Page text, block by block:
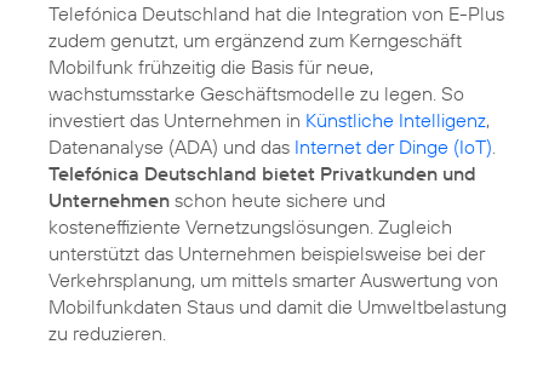
Telefónica Deutschland hat die Integration von E-Plus
zudem genutzt, um ergänzend zum Kerngeschäft
Mobilfunk frühzeitig die Basis für neue,
wachstumsstarke Geschäftsmodelle zu legen. So
investiert das Unternehmen in Künstliche Intelligenz,
Datenanalyse (ADA) und das Internet der Dinge (IoT).
Telefónica Deutschland bietet Privatkunden und
Unternehmen schon heute sichere und
kosteneffiziente Vernetzungslösungen. Zugleich
unterstützt das Unternehmen beispielsweise bei der
Verkehrsplanung, um mittels smarter Auswertung von
Mobilfunkdaten Staus und damit die Umweltbelastung
zu reduzieren.